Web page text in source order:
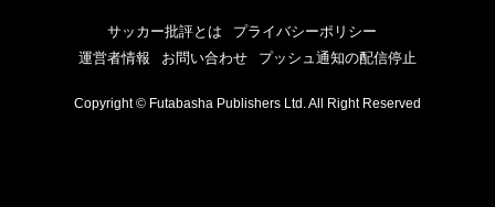
サッカー批評とは
プライバシーポリシー
運営者情報
お問い合わせ プッシュ通知の配信停止
Copyright © Futabasha Publishers Ltd. All Right Reserved